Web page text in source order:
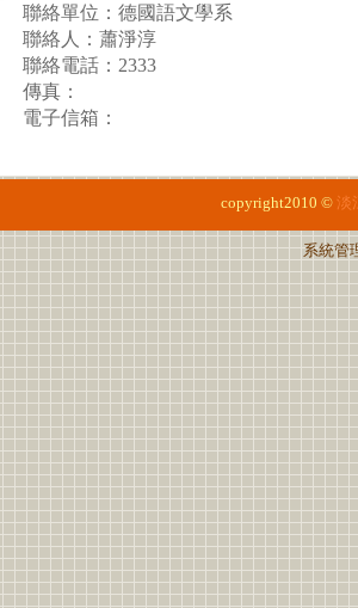
聯絡單位：德國語文學系
聯絡人：蕭淨淳
聯絡電話：2333
傳真：
電子信箱：
copyright2010 © 淡
系統管